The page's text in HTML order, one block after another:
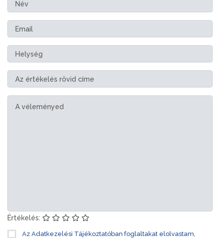
Értékelés:
Az Adatkezelési Tájékoztatóban foglaltakat elolvastam,